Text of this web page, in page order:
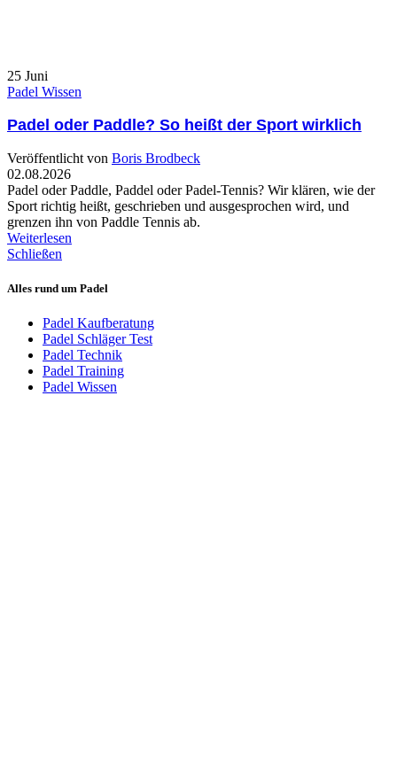
25 Juni
Padel Wissen
Padel oder Paddle? So heißt der Sport wirklich
Veröffentlicht von Boris Brodbeck
02.08.2026
Padel oder Paddle, Paddel oder Padel-Tennis? Wir klären, wie der
Sport richtig heißt, geschrieben und ausgesprochen wird, und
grenzen ihn von Paddle Tennis ab.
Weiterlesen
Schließen
Alles rund um Padel
Padel Kaufberatung
Padel Schläger Test
Padel Technik
Padel Training
Padel Wissen